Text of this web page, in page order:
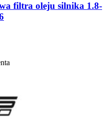
filtra oleju silnika 1.8-